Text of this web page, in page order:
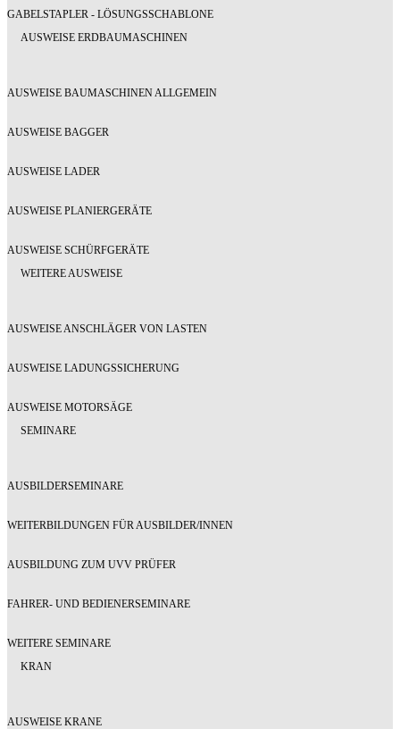
GABELSTAPLER - LÖSUNGSSCHABLONE
AUSWEISE ERDBAUMASCHINEN
AUSWEISE BAUMASCHINEN ALLGEMEIN
AUSWEISE BAGGER
AUSWEISE LADER
AUSWEISE PLANIERGERÄTE
AUSWEISE SCHÜRFGERÄTE
WEITERE AUSWEISE
AUSWEISE ANSCHLÄGER VON LASTEN
AUSWEISE LADUNGSSICHERUNG
AUSWEISE MOTORSÄGE
SEMINARE
AUSBILDERSEMINARE
WEITERBILDUNGEN FÜR AUSBILDER/INNEN
AUSBILDUNG ZUM UVV PRÜFER
FAHRER- UND BEDIENERSEMINARE
WEITERE SEMINARE
KRAN
AUSWEISE KRANE